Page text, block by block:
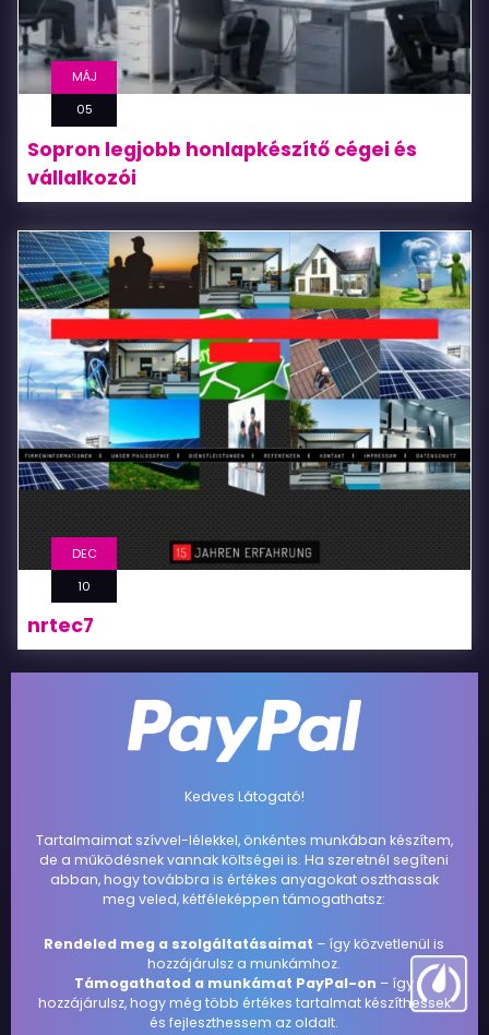
MÁJ
05
Sopron legjobb honlapkészítő cégei és
vállalkozói
DEC
10
nrtec7
Kedves Látogató!
Tartalmaimat szívvel-lélekkel, önkéntes munkában készítem,
de a működésnek vannak költségei is. Ha szeretnél segíteni
abban, hogy továbbra is értékes anyagokat oszthassak
meg veled, kétféleképpen támogathatsz:
Rendeled meg a szolgáltatásaimat – így közvetlenül is
hozzájárulsz a munkámhoz.
Támogathatod a munkámat PayPal-on – így
hozzájárulsz, hogy még több értékes tartalmat készíthessek
és fejleszthessem az oldalt.